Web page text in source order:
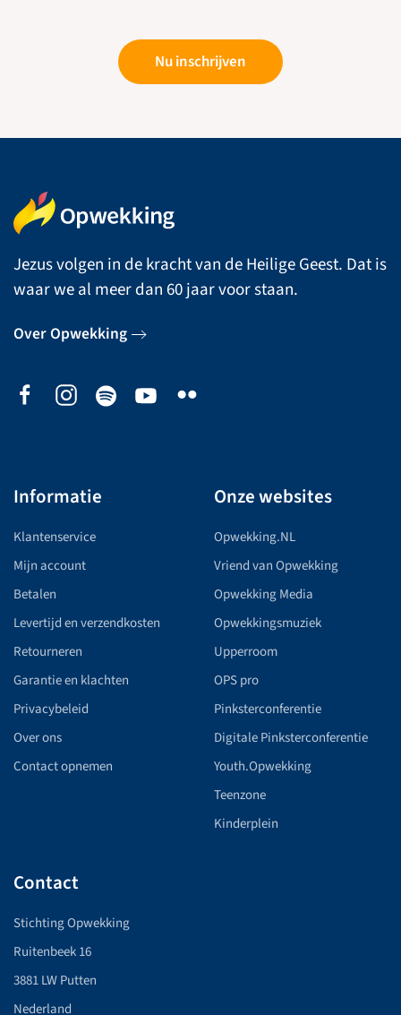
Nu inschrijven
Jezus volgen in de kracht van de Heilige Geest. Dat is
waar we al meer dan 60 jaar voor staan.
Over Opwekking
Informatie
Klantenservice
Mijn account
Betalen
Levertijd en verzendkosten
Retourneren
Garantie en klachten
Privacybeleid
Over ons
Contact opnemen
Onze websites
Opwekking.NL
Vriend van Opwekking
Opwekking Media
Opwekkingsmuziek
Upperroom
OPS pro
Pinksterconferentie
Digitale Pinksterconferentie
Youth.Opwekking
Teenzone
Kinderplein
Contact
Stichting Opwekking
Ruitenbeek 16
3881 LW Putten
Nederland